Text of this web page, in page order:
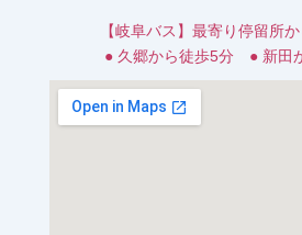
【岐阜バス】最寄り停留所
● 久郷から徒歩5分 ● 新田